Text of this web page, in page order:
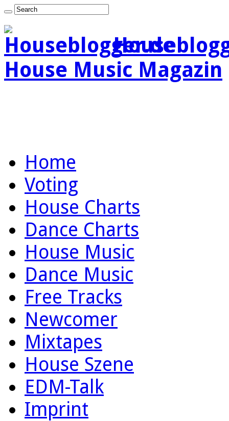
House Music Magazin
Home
Voting
House Charts
Dance Charts
House Music
Dance Music
Free Tracks
Newcomer
Mixtapes
House Szene
EDM-Talk
Imprint